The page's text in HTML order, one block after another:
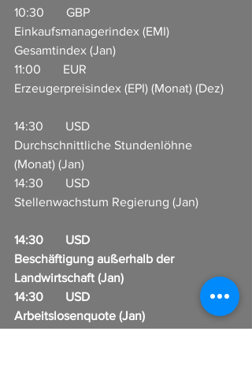
10:30       GBP
Einkaufsmanagerindex (EMI)
Gesamtindex (Jan)
11:00       EUR
Erzeugerpreisindex (EPI) (Monat) (Dez)
14:30       USD
Durchschnittliche Stundenlöhne
(Monat) (Jan)
14:30       USD
Stellenwachstum Regierung (Jan)
14:30       USD
Beschäftigung außerhalb der
Landwirtschaft (Jan)
14:30       USD
Arbeitslosenquote (Jan)